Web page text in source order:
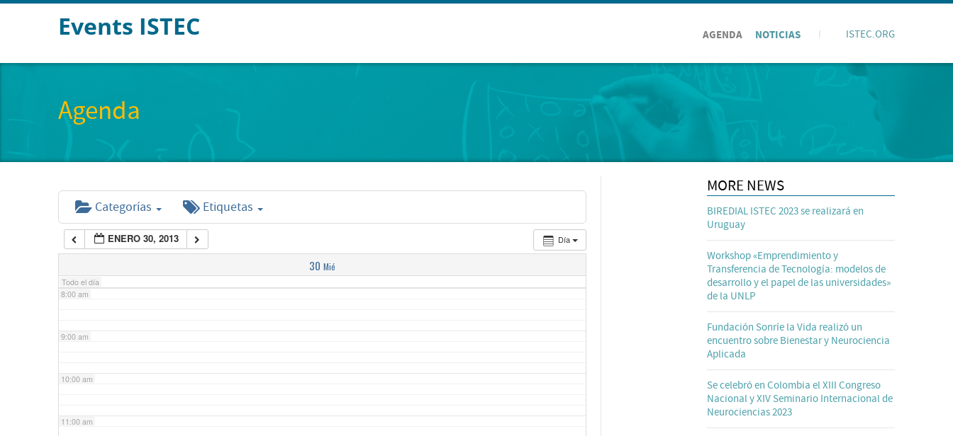
Events ISTEC AGENDA NOTICIAS ISTEC.ORG
Agenda
Categorías Etiquetas
Día
ENERO 30, 2013
30 Mié
Todo el día
4:00 am
6:00 am
7:00 am
8:00 am
9:00 am
10:00 am
11:00 am
MORE NEWS
BIREDIAL ISTEC 2023 se realizará en
Uruguay
Workshop «Emprendimiento y
Transferencia de Tecnología: modelos de
desarrollo y el papel de las universidades»
de la UNLP
Fundación Sonríe la Vida realizó un
encuentro sobre Bienestar y Neurociencia
Aplicada
Se celebró en Colombia el XIII Congreso
Nacional y XIV Seminario Internacional de
Neurociencias 2023